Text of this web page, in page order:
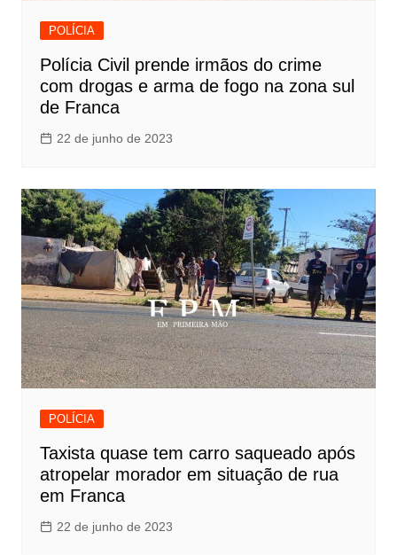
POLÍCIA
Polícia Civil prende irmãos do crime
com drogas e arma de fogo na zona sul
de Franca
22 de junho de 2023
POLÍCIA
Taxista quase tem carro saqueado após
atropelar morador em situação de rua
em Franca
22 de junho de 2023